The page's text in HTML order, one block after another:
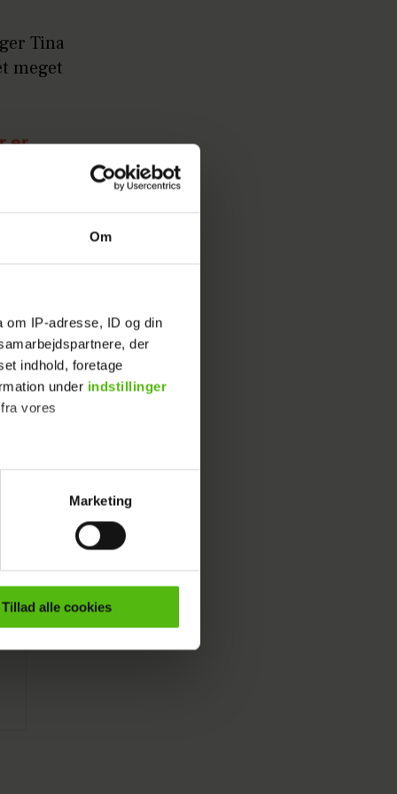
Om
om IP-adresse, ID og din
der
indhold, foretage
under indstillinger
vores
indhold til dig.
Vi indsamler data
Marketing
Tillad alle cookies
Tina
meget
er